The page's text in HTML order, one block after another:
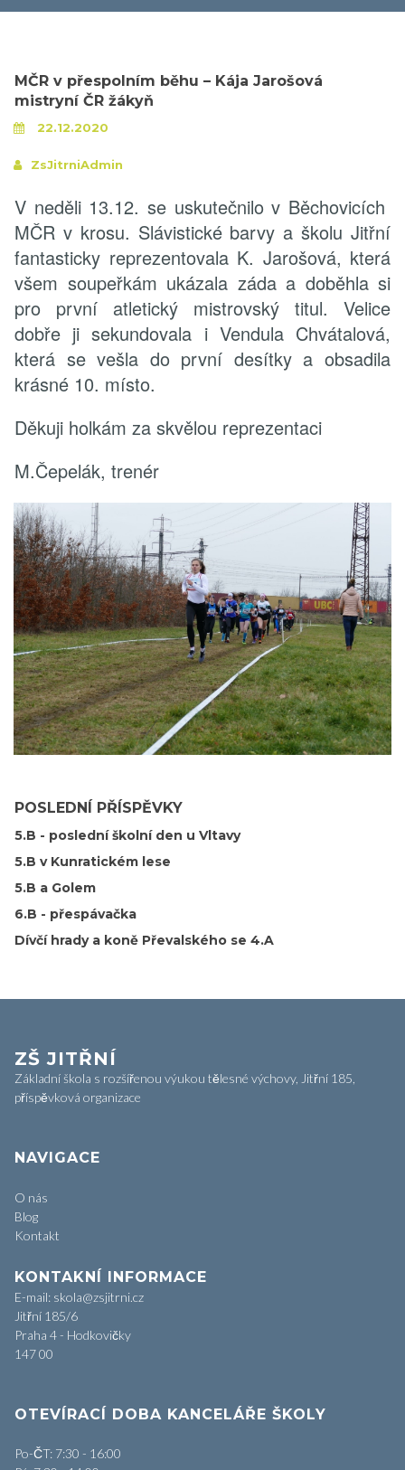
MČR v přespolním běhu – Kája Jarošová
mistryní ČR žákyň
22.12.2020
ZsJitrniAdmin
V neděli 13.12. se uskutečnilo v Běchovicích
MČR v krosu. Slávistické barvy a školu Jitřní
fantasticky reprezentovala K. Jarošová, která
všem soupeřkám ukázala záda a doběhla si
pro první atletický mistrovský titul. Velice
dobře ji sekundovala i Vendula Chvátalová,
která se vešla do první desítky a obsadila
krásné 10. místo.
Děkuji holkám za skvělou reprezentaci
M.Čepelák, trenér
POSLEDNÍ PŘÍSPĚVKY
5.B - poslední školní den u Vltavy
5.B v Kunratickém lese
5.B a Golem
6.B - přespávačka
Dívčí hrady a koně Převalského se 4.A
ZŠ JITŘNÍ
Základní škola s rozšířenou výukou tělesné výchovy, Jitřní 185,
příspěvková organizace
NAVIGACE
O nás
Blog
Kontakt
KONTAKNÍ INFORMACE
E-mail: skola@zsjitrni.cz
Jitřní 185/6
Praha 4 - Hodkovičky
147 00
OTEVÍRACÍ DOBA KANCELÁŘE ŠKOLY
Po-ČT: 7:30 - 16:00